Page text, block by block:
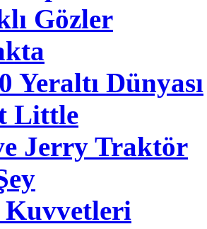
Gözler
Yeraltı Dünyası
Little
Jerry Traktör
Kuvvetleri